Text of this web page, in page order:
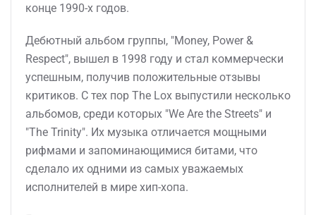
конце 1990-х годов.
Дебютный альбом группы, "Money, Power &
Respect", вышел в 1998 году и стал коммерчески
успешным, получив положительные отзывы
критиков. С тех пор The Lox выпустили несколько
альбомов, среди которых "We Are the Streets" и
"The Trinity". Их музыка отличается мощными
рифмами и запоминающимися битами, что
сделало их одними из самых уважаемых
исполнителей в мире хип-хопа.